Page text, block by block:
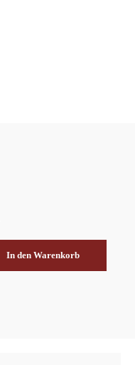
In den Warenkorb